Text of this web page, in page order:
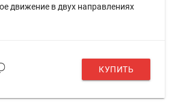
движение в двух направлениях
КУПИТЬ